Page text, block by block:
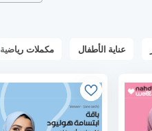
عناية الأطفال مكملات رياضية